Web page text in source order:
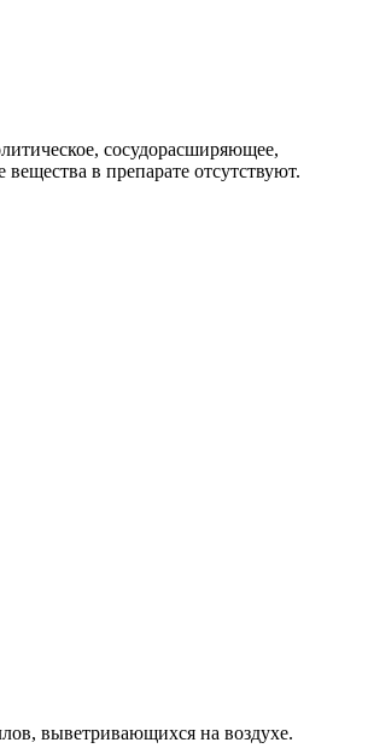
сосудорасширяющее,
в препарате отсутствуют.
выветривающихся на воздухе.